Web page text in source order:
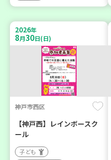
2026年
8月30日(日)
神戸市西区
【神戸西】レインボースク
ール
子ども